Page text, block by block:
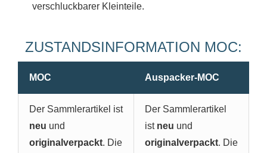
verschluckbarer Kleinteile.
ZUSTANDSINFORMATION MOC:
MOC Auspacker-MOC
Der Sammlerartikel ist
neu und
originalverpackt. Die
Der Sammlerartikel
ist neu und
originalverpackt. Die